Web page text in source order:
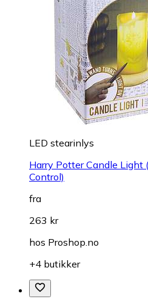
LED stearinlys
Harry Potter Candle
Control)
fra
263 kr
hos Proshop.no
+4 butikker